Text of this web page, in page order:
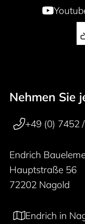
Footer navigation
Nehmen Sie
+49 (0) 7452
Endrich
Hauptstraße 56
72202 Nagold
Endrich in